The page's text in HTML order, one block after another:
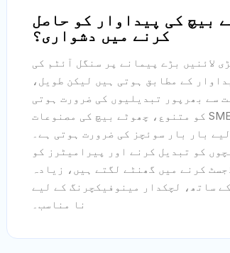
بیچ کی پیداوار کو حاصل
کرنے میں دشواری؟
لائنیں بڑے پیمانے پر سنگل آئٹم کی
کے مطابق ہوتی ہیں لیکن طویل،
سے بھرپور تبدیلیوں کی ضرورت ہوتی
ہے۔ SMEs کو متنوع، چھوٹے بیچ کی مصنوعات
بار بار سوئچز کی ضرورت ہوتی ہے۔
کو تبدیل کرنے اور پیرامیٹرز کو
کرنے میں گھنٹے لگتے ہیں، زیادہ
کے ساتھ، لچکدار مینوفیکچرنگ کے لیے
نا مناسب۔